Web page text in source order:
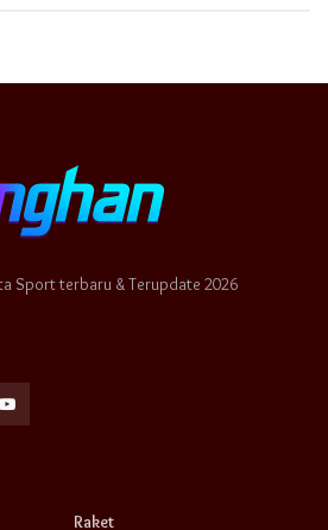
Sport terbaru & Terupdate 2026
Raket